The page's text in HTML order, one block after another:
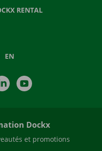
RENTAL
EN
LinkedIn
Dockx
et promotions